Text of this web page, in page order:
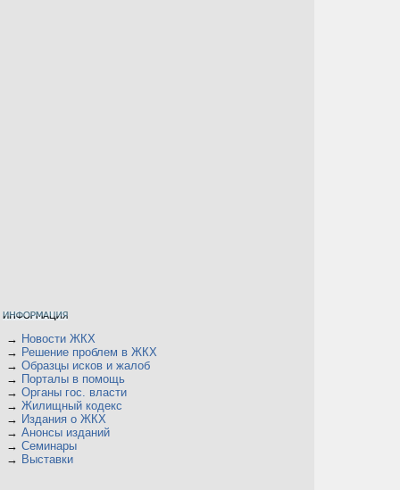
→ Новости ЖКХ
→ Решение проблем в ЖКХ
→ Образцы исков и жалоб
→ Порталы в помощь
→ Органы гос. власти
→ Жилищный кодекс
→ Издания о ЖКХ
→ Анонсы изданий
→ Семинары
→ Выставки